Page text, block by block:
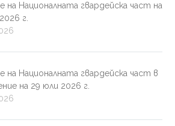
на Националната гвардейска част на
г.
на Националната гвардейска част в
на 29 юли 2026 г.